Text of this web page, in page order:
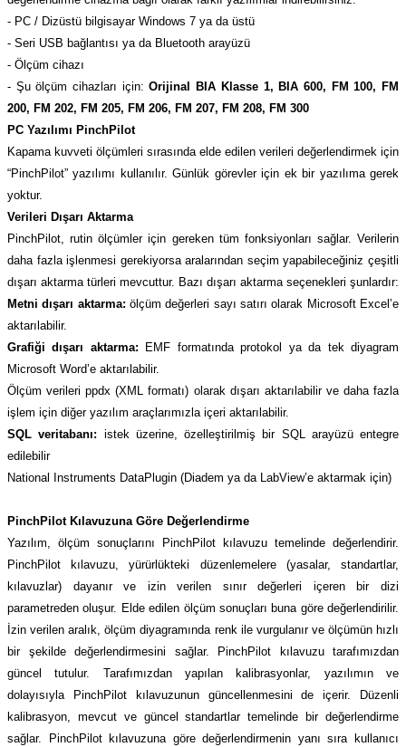
- PC / Dizüstü bilgisayar Windows 7 ya da üstü
- Seri USB bağlantısı ya da Bluetooth arayüzü
- Ölçüm cihazı
- Şu ölçüm cihazları için:Orijinal BIA Klasse 1, BIA 600, FM 100, FM
200, FM 202, FM 205, FM 206, FM 207, FM 208, FM 300
PC Yazılımı PinchPilot
Kapama kuvveti ölçümleri sırasında elde edilen verileri değerlendirmek için
“PinchPilot” yazılımı kullanılır. Günlük görevler için ek bir yazılıma gerek
yoktur.
Verileri Dışarı Aktarma
PinchPilot, rutin ölçümler için gereken tüm fonksiyonları sağlar. Verilerin
daha fazla işlenmesi gerekiyorsa aralarından seçim yapabileceğiniz çeşitli
dışarı aktarma türleri mevcuttur. Bazı dışarı aktarma seçenekleri şunlardır:
Metni dışarı aktarma: ölçüm değerleri sayı satırı olarak Microsoft Excel’e
aktarılabilir.
Grafiği dışarı aktarma:
EMF formatında protokol ya da tek diyagram
Microsoft Word’e aktarılabilir.
Ölçüm verileri ppdx (XML formatı) olarak dışarı aktarılabilir ve daha fazla
işlem için diğer yazılım araçlarımızla içeri aktarılabilir.
SQL veritabanı: istek üzerine, özelleştirilmiş bir SQL arayüzü entegre
edilebilir
National Instruments DataPlugin (Diadem ya da LabView’e aktarmak için)
PinchPilot Kılavuzuna Göre Değerlendirme
Yazılım, ölçüm sonuçlarını PinchPilot kılavuzu temelinde değerlendirir.
PinchPilot kılavuzu, yürürlükteki düzenlemelere (yasalar, standartlar,
kılavuzlar) dayanır ve izin verilen sınır değerleri içeren bir dizi
parametreden oluşur. Elde edilen ölçüm sonuçları buna göre değerlendirilir.
İzin verilen aralık, ölçüm diyagramında renk ile vurgulanır ve ölçümün hızlı
bir şekilde değerlendirmesini sağlar. PinchPilot kılavuzu tarafımızdan
güncel tutulur. Tarafımızdan yapılan kalibrasyonlar, yazılımın ve
dolayısıyla PinchPilot kılavuzunun güncellenmesini de içerir. Düzenli
kalibrasyon, mevcut ve güncel standartlar temelinde bir değerlendirme
sağlar. PinchPilot kılavuzuna göre değerlendirmenin yanı sıra kullanıcı